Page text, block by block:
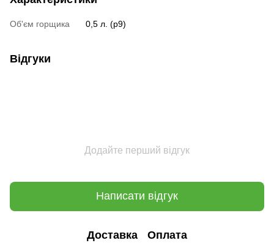
Об'єм горщика 0,5 л. (p9)
Відгуки
Додайте перший відгук
Написати відгук
Доставка Оплата